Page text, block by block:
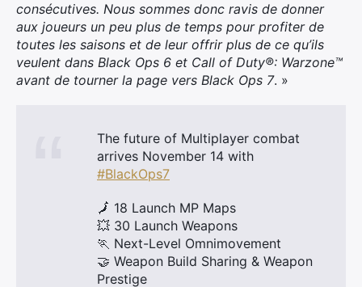
consécutives. Nous sommes donc ravis de donner
aux joueurs un peu plus de temps pour profiter de
toutes les saisons et de leur offrir plus de ce qu’ils
veulent dans Black Ops 6 et Call of Duty®: Warzone™
avant de tourner la page vers Black Ops 7. »
The future of Multiplayer combat
arrives November 14 with
#BlackOps7
🗾 18 Launch MP Maps
💥 30 Launch Weapons
🏃 Next-Level Omnimovement
🤝 Weapon Build Sharing & Weapon
Prestige